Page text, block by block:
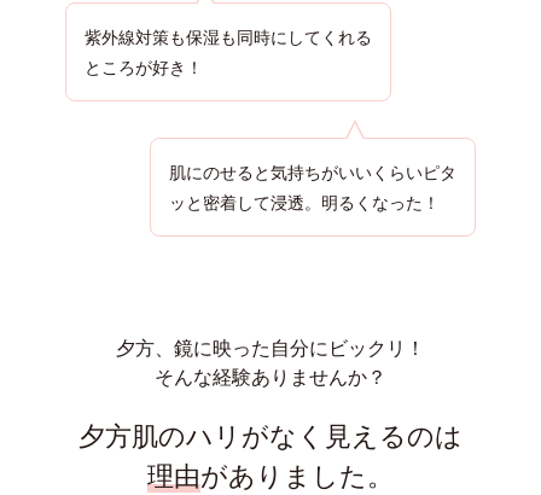
紫外線対策も保湿も同時にしてくれる
ところが好き！
肌にのせると気持ちがいいくらいピタ
ッと密着して浸透。明るくなった！
夕方、鏡に映った自分にビックリ！
そんな経験ありませんか？
夕方肌のハリがなく見えるのは
理由がありました。